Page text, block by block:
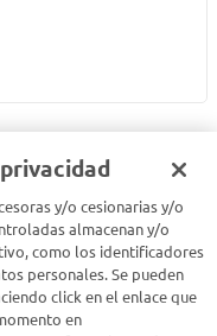
acá
y/o cesionarias y/o
almacenan y/o
como los identificadores
personales. Se pueden
click en el enlace que
en